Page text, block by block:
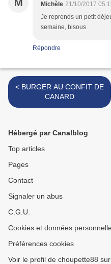
M Michèle 21/10/2017
Je reprends un petit
semaine, bisous
Répondre
< BURGER AU CONFIT DE
CANARD
Hébergé par Canalblog
Top articles
Pages
Contact
Signaler un abus
C.G.U.
Cookies et données
Préférences cookies
Voir le profil de choupette88